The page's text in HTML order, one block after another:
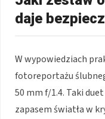
daje
W wypowiedziach
fotoreportażu
50 mm f/1.4. Taki
zapasem światła w